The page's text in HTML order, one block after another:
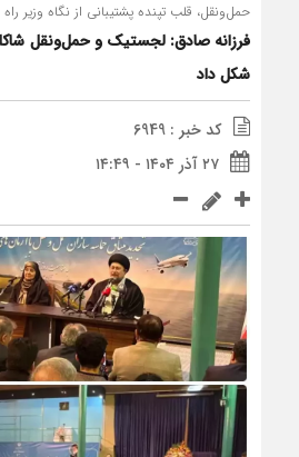
حمل‌ونقل، قلب تپنده پشتیبانی از نگاه وزیر
فرزانه صادق: لجستیک و حمل‌ونقل
شکل داد
کد خبر : 6949
۲۷ آذر ۱۴۰۴ - ۱۴:۴۹